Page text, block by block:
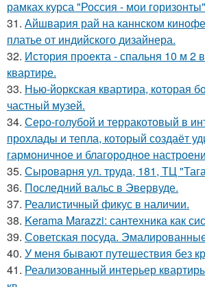
рамках курса "Россия - мои
31. Айшвария рай на каннском
платье от индийского дизайнера.
32. История проекта - спальня 10 м 2
квартире.
33. Нью-йоркская квартира, которая
частный музей.
34. Серо-голубой и терракотовый в
прохлады и тепла, который создаёт
гармоничное и благородное
35. Сыроварня ул. труда, 181, ТЦ
36. Последний вальс в Эвервуде.
37. Реалистичный фикус в наличии.
38. Kerama Marazzi: сантехника как
39. Советская посуда.
40. У меня бывают путешествия без
41. Реализованный интерьер